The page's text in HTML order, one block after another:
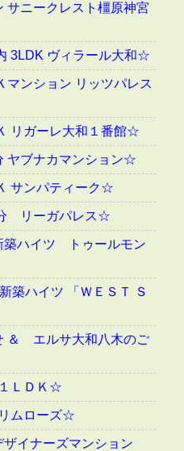
ニークレスト橿原神宮
3LDK ヴィラール大和☆
ンション リッツパレス
リガーレ大和１番館☆
ヤブナカマンション☆
サンパティーク☆
リーガパレス☆
築ハイツ トゥールモン
築ハイツ 「ＷＥＳＴ Ｓ
＆ エルサ大和八木のご
ＬＤＫ☆
ムローズ☆
イナーズマンション